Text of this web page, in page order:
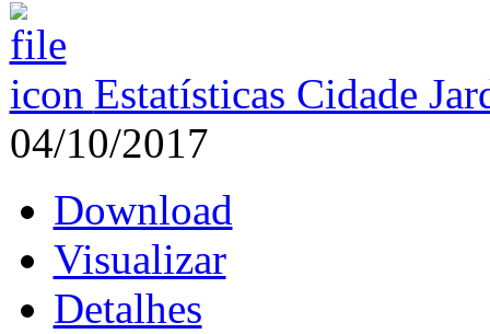
Estatísticas Cidade
04/10/2017
Download
Visualizar
Detalhes